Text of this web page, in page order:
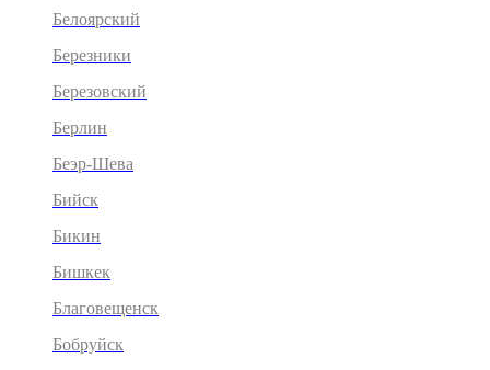
Белоярский
Березники
Березовский
Берлин
Беэр-Шева
Бийск
Бикин
Бишкек
Благовещенск
Бобруйск